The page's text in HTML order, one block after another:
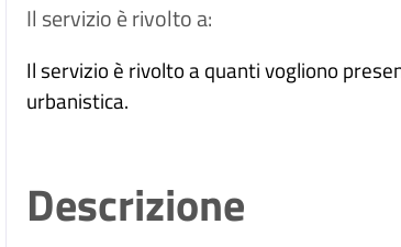
Il servizio è rivolto a:
Il servizio è rivolto a quanti vogliono
urbanistica.
Descrizione